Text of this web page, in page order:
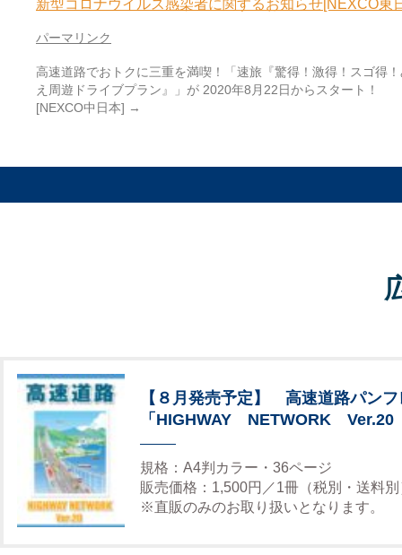
新型コロナウイルス感染者に関するお知らせ[NEXCO東
パーマリンク
高速道路でおトクに三重を満喫！「速旅『驚得！激得！スゴ得
え周遊ドライブプラン』」が 2020年8月22日からスタート！
[NEXCO中日本] →
【８月発売予定】 高速道路パンフ
「HIGHWAY NETWORK Ver.20
規格：A4判カラー・36ページ
販売価格：1,500円／1冊（税別・送料別
※直販のみのお取り扱いとなります。